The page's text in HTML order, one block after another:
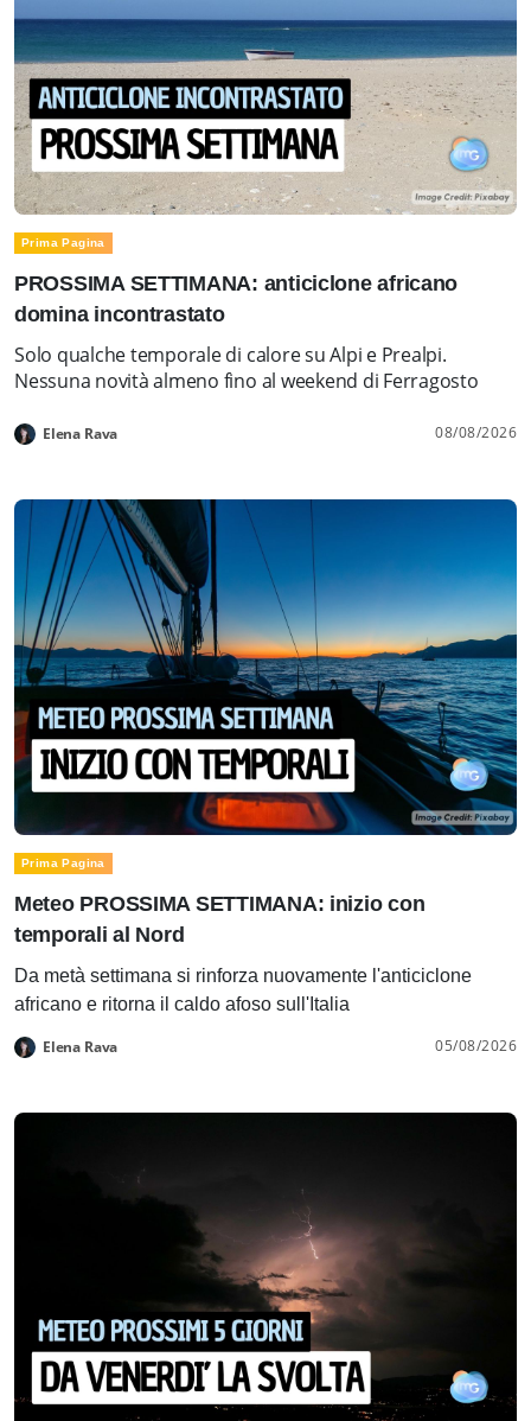
Prima Pagina
PROSSIMA SETTIMANA: anticiclone africano
domina incontrastato
Solo qualche temporale di calore su Alpi e Prealpi.
Nessuna novità almeno fino al weekend di Ferragosto
Elena Rava 08/08/2026
Prima Pagina
Meteo PROSSIMA SETTIMANA: inizio con
temporali al Nord
Da metà settimana si rinforza nuovamente l'anticiclone
africano e ritorna il caldo afoso sull'Italia
Elena Rava 05/08/2026